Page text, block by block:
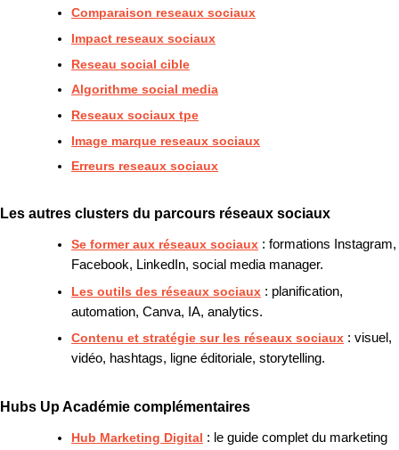
Comparaison reseaux sociaux
Impact reseaux sociaux
Reseau social cible
Algorithme social media
Reseaux sociaux tpe
Image marque reseaux sociaux
Erreurs reseaux sociaux
Les autres clusters du parcours réseaux sociaux
Se former aux réseaux sociaux : formations Instagram,
Facebook, LinkedIn, social media manager.
Les outils des réseaux sociaux : planification,
automation, Canva, IA, analytics.
Contenu et stratégie sur les réseaux sociaux : visuel,
vidéo, hashtags, ligne éditoriale, storytelling.
Hubs Up Académie complémentaires
Hub Marketing Digital : le guide complet du marketing